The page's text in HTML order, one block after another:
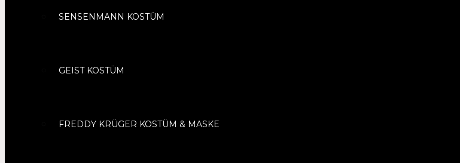
SENSENMANN KOSTÜM
GEIST KOSTÜM
FREDDY KRÜGER KOSTÜM & MASKE